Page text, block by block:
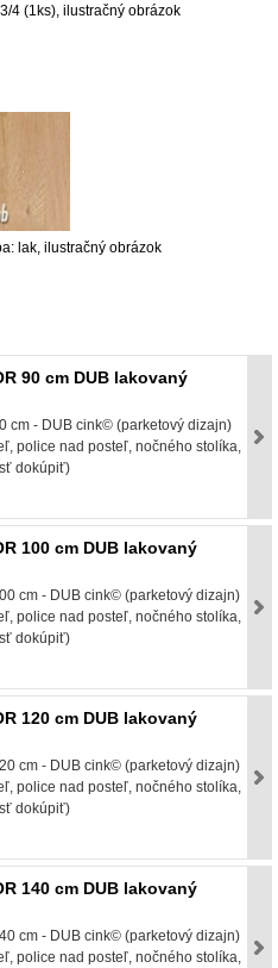
4 (1ks), ilustračný obrázok
lak, ilustračný obrázok
90 cm DUB lakovaný
cm - DUB cink© (parketový dizajn)
police nad posteľ, nočného stolíka,
dokúpiť)
100 cm DUB lakovaný
cm - DUB cink© (parketový dizajn)
police nad posteľ, nočného stolíka,
dokúpiť)
120 cm DUB lakovaný
cm - DUB cink© (parketový dizajn)
police nad posteľ, nočného stolíka,
dokúpiť)
140 cm DUB lakovaný
cm - DUB cink© (parketový dizajn)
police nad posteľ, nočného stolíka,